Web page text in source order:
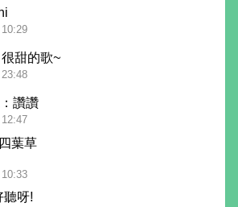
很甜的歌~
：讚讚
四葉草
聽呀!